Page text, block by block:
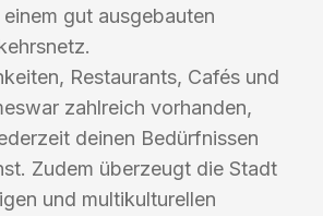
gut ausgebauten
Restaurants, Cafés und
zahlreich vorhanden,
deinen Bedürfnissen
Zudem überzeugt die Stadt
und multikulturellen